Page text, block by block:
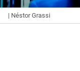
| Néstor Grassi